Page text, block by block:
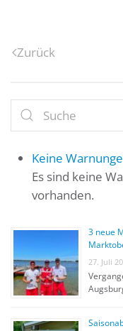
Zurück
Keine
Es sind keine
vorhanden.
3 neue
27. Juli